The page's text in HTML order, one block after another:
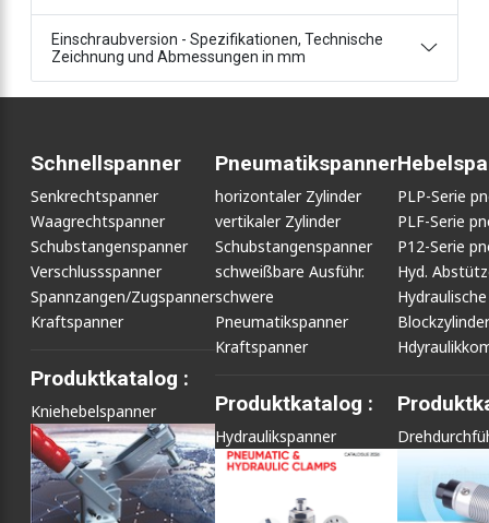
Einschraubversion - Spezifikationen, Technische
Zeichnung und Abmessungen in mm
Schnellspanner
Senkrechtspanner
Waagrechtspanner
Schubstangenspanner
Verschlussspanner
Spannzangen/Zugspanner
Kraftspanner
Produktkatalog :
Kniehebelspanner
Pneumatikspanner
horizontaler Zylinder
vertikaler Zylinder
Schubstangenspanner
schweißbare Ausführ.
schwere
Pneumatikspanner
Kraftspanner
Produktkatalog :
Hydraulikspanner
PLP-Serie
PLF-Serie
P12-Serie
Hyd.
Hydraulische
Blockzylinder